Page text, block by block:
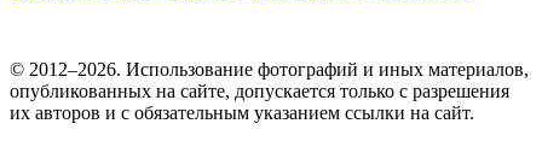
© 2012–2026. Использование фотографий и иных материалов,
опубликованных на сайте, допускается только с разрешения
их авторов и c обязательным указанием ссылки на сайт.